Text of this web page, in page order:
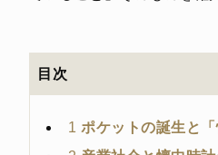
目次
1 ポケットの誕生と